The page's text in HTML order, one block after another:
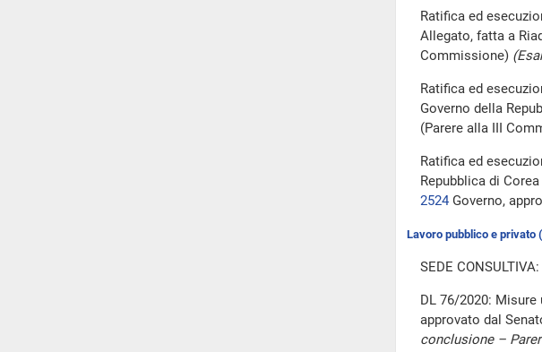
Ratifica ed
Allegato, fatta a
Commissione)
Ratifica ed
Governo della
(Parere alla III
Ratifica ed
Repubblica di
2524 Governo,
Lavoro pubblico e privato
SEDE CONSULTIVA:
DL 76/2020:
approvato dal
conclusione –